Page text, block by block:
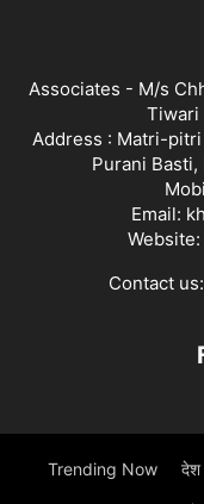
Associates - M/s
Tiwari
Address : Matri-pitri
Purani
Email:
Contact us:
Trending Now देश